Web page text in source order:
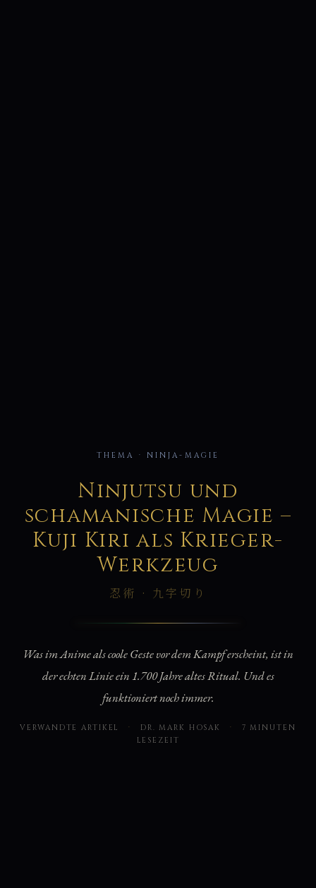
忍
THEMA · NINJA-MAGIE
Ninjutsu und
schamanische Magie –
Kuji Kiri als Krieger-
Werkzeug
忍術 · 九字切り
Was im Anime als coole Geste vor dem Kampf erscheint, ist in
der echten Linie ein 1.700 Jahre altes Ritual. Und es
funktioniert noch immer.
VERWANDTE ARTIKEL · DR. MARK HOSAK ·
7 MINUTEN
LESEZEIT